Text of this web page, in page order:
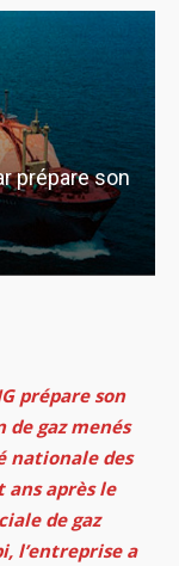
prépare son
prépare son
gaz menés
nationale des
ans après le
de gaz
l’entreprise a